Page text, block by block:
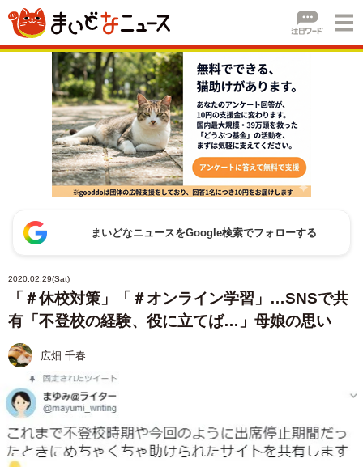
まいどなニュースをGoogle検索でフォローする
2020.02.29(Sat)
「＃休校対策」「＃オンライン学習」…SNSで共
有「不登校の経験、役に立てば…」母娘の思い
広畑 千春